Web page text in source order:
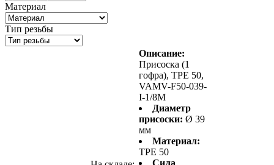
Материал
Тип резьбы
Описание:
Присоска (1
гофра), TPE 50,
VAMV-F50-039-
I-1/8M
Диаметр
присоски: Ø 39
мм
Материал:
TPE 50
Сила